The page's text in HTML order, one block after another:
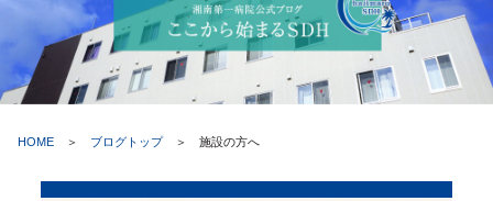
HOME＞ ブログトップ＞ 施設の方へ
ここから始まるSDH | 湘南第一病院・神奈川県藤沢市湘南台